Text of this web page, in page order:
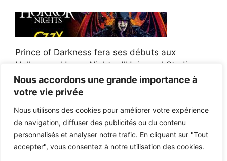
Nous accordons une grande importance à
votre vie privée
Nous utilisons des cookies pour améliorer votre expérience
de navigation, diffuser des publicités ou du contenu
personnalisés et analyser notre trafic. En cliquant sur "Tout
accepter", vous consentez à notre utilisation des cookies.
Prince of Darkness fera ses débuts aux
Halloween Horror Nights d'Universal Studios
Afroman poursuit un policier de l'Ohio après la
victoire du jury en diffamation